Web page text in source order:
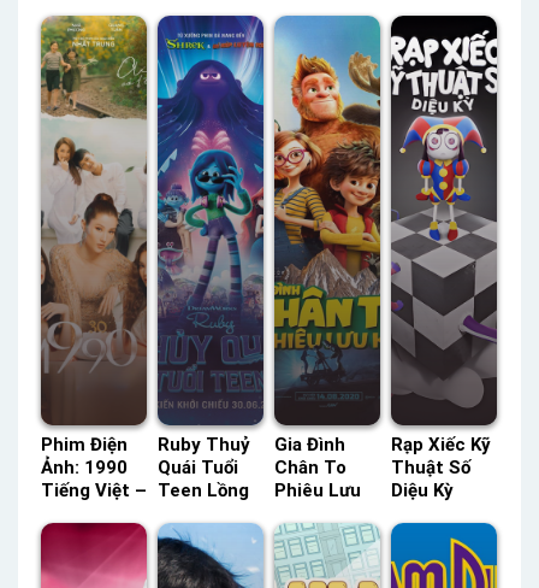
Phim Điện
Ảnh: 1990
Tiếng Việt –
Tiếng Việt
Ruby Thuỷ
Quái Tuổi
Teen Lồng
Status: HD
Lồng Tiếng
Gia Đình
Chân To
Phiêu Lưu
Tiếng –
Status: HD
Lồng Tiếng
Rạp Xiếc Kỹ
Thuật Số
Diệu Kỳ
Lồng Tiếng
– Status:
03 / ?? Lồng